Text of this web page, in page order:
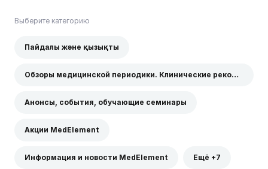
Выберите категорию
Пайдалы және қызықты
Обзоры медицинской периодики. Клинические рекомендации
Анонсы, события, обучающие семинары
Акции MedElement
Информация и новости MedElement Ещё +7